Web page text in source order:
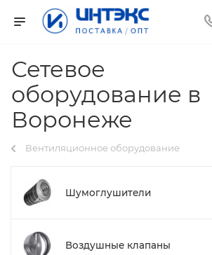
Сетевое
оборудование в
Воронеже
Вентиляционное оборудование
Шумоглушители
Воздушные клапаны